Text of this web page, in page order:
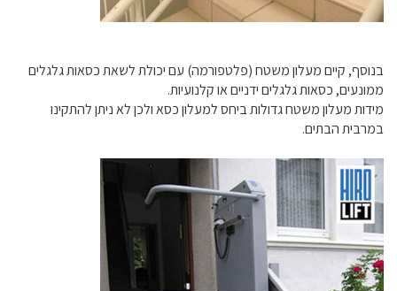
בנוסף, קיים מעלון משטח (פלטפורמה) עם יכולת לשאת כסאות גלגלים
ממונעים, כסאות גלגלים ידניים או קלנועיות.
מידות מעלון משטח גדולות ביחס למעלון כסא ולכן לא ניתן להתקינו
במרבית הבתים.